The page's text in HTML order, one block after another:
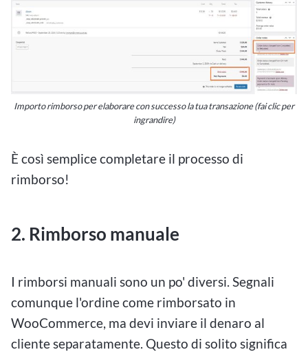
Importo rimborso per elaborare con successo la tua transazione (fai clic per
ingrandire)
È così semplice completare il processo di
rimborso!
2. Rimborso manuale
I rimborsi manuali sono un po' diversi. Segnali
comunque l'ordine come rimborsato in
WooCommerce, ma devi inviare il denaro al
cliente separatamente. Questo di solito significa